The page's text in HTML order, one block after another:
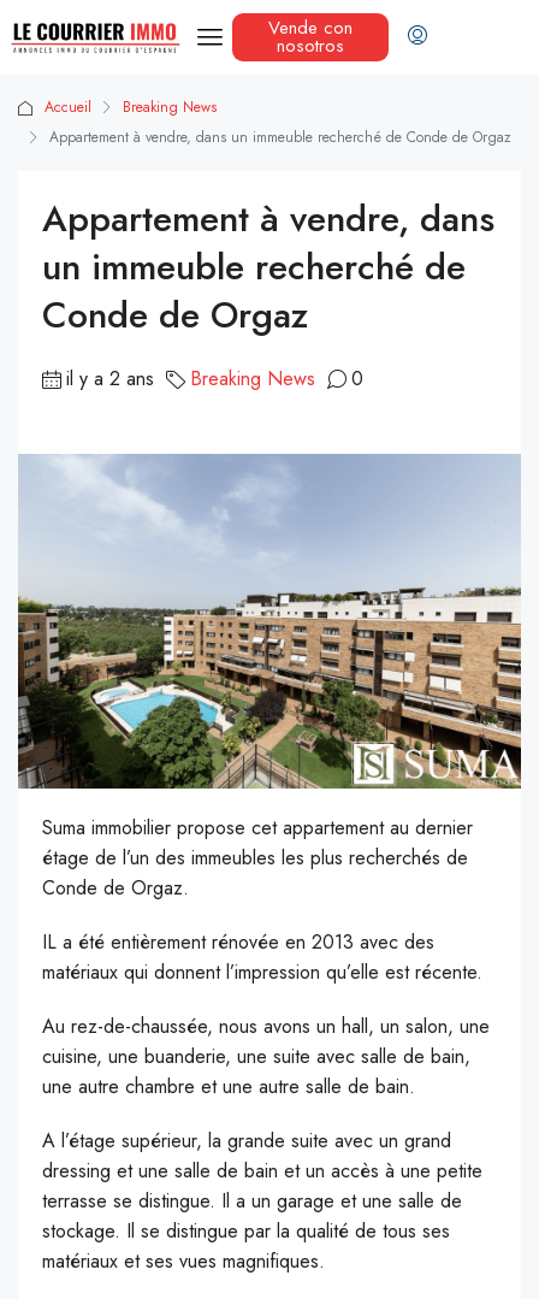
Vende con
nosotros
Accueil
Breaking News
Appartement à vendre, dans un immeuble recherché de Conde de Orgaz
Appartement à vendre, dans
un immeuble recherché de
Conde de Orgaz
il y a 2 ans Breaking News 0
Suma immobilier propose cet appartement au dernier
étage de l’un des immeubles les plus recherchés de
Conde de Orgaz.
IL a été entièrement rénovée en 2013 avec des
matériaux qui donnent l’impression qu’elle est récente.
Au rez-de-chaussée, nous avons un hall, un salon, une
cuisine, une buanderie, une suite avec salle de bain,
une autre chambre et une autre salle de bain.
A l’étage supérieur, la grande suite avec un grand
dressing et une salle de bain et un accès à une petite
terrasse se distingue. Il a un garage et une salle de
stockage. Il se distingue par la qualité de tous ses
matériaux et ses vues magnifiques.